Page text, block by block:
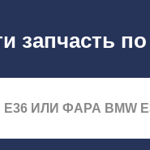
запчасть